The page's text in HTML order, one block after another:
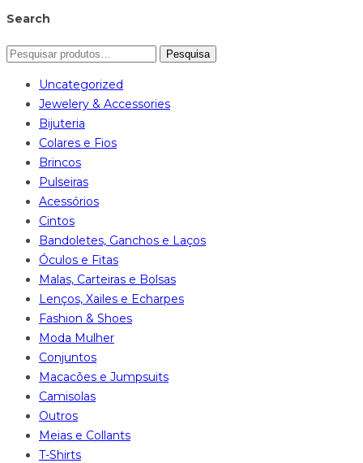
Search
Pesquisa
Uncategorized
Jewelery & Accessories
Bijuteria
Colares e Fios
Brincos
Pulseiras
Acessórios
Cintos
Bandoletes, Ganchos e Laços
Óculos e Fitas
Malas, Carteiras e Bolsas
Lenços, Xailes e Echarpes
Fashion & Shoes
Moda Mulher
Conjuntos
Macacões e Jumpsuits
Camisolas
Outros
Meias e Collants
T-Shirts